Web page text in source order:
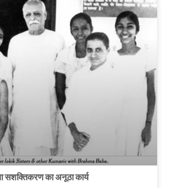
सशक्तिकरण का अनूठा कार्य